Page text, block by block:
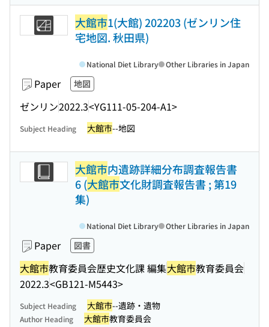
大館市1(大館) 202203 (ゼンリン住
宅地図. 秋田県)
Paper 地図
ゼンリン2022.3<YG111-05-204-A1>
National Diet Library Other Libraries in Japan
Subject Heading 大館市--地図
大館市内遺跡詳細分布調査報告書
6 (大館市文化財調査報告書 ; 第19
集)
Paper 図書
大館市教育委員会歴史文化課 編集大館市教育委員会
2022.3<GB121-M5443>
National Diet Library Other Libraries in Japan
Subject Heading 大館市--遺跡・遺物
Author Heading 大館市教育委員会